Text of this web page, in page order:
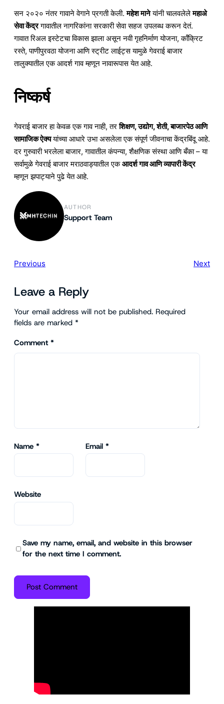
सन २०२० नंतर गावाने वेगाने प्रगती केली.महेश मानेयांनी चालवलेलेमहाअे
सेवा केंद्रगावातील नागरिकांना सरकारी सेवा सहज उपलब्ध करून देतं.
गावात रिअल इस्टेटचा विकास झाला असून नवी गृहनिर्माण योजना, कॉंक्रिट
रस्ते, पाणीपुरवठा योजना आणि स्ट्रीट लाईट्स यामुळे गेवराई बाजार
तालुक्यातील एक आदर्श गाव म्हणून नावारूपास येत आहे.
निष्कर्ष
गेवराई बाजार हा केवळ एक गाव नाही, तरशिक्षण, उद्योग, शेती, बाजारपेठ आणि
सामाजिक ऐक्ययांच्या आधारे उभा असलेला एक संपूर्ण जीवनाचा केंद्रबिंदू आहे.
दर गुरुवारी भरलेला बाजार, गावातील कंपन्या, शैक्षणिक संस्था आणि बँका – या
सर्वामुळे गेवराई बाजार मराठवाड्यातील एकआदर्श गाव आणि व्यापारी केंद्र
म्हणून झपाट्याने पुढे येत आहे.
AUTHOR
Support Team
Previous Next
Leave a Reply
Your email address will not be published. Required
fields are marked *
Comment *
Name * Email *
Website
Save my name, email, and website in this browser
for the next time I comment.